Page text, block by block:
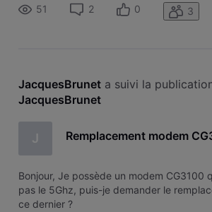
51
2 0 3
JacquesBrunet a suivi la
JacquesBrunet
J Remplacement modem
Bonjour, Je possède un modem CG3100
pas le 5Ghz, puis-je demander le
ce dernier ?